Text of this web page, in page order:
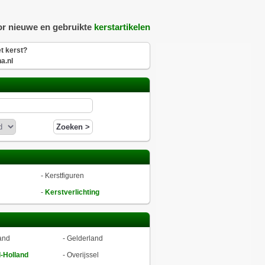
nieuwe en gebruikte kerstartikelen
kerst?
- Kerstfiguren
- Kerstverlichting
- Gelderland
Holland
- Overijssel